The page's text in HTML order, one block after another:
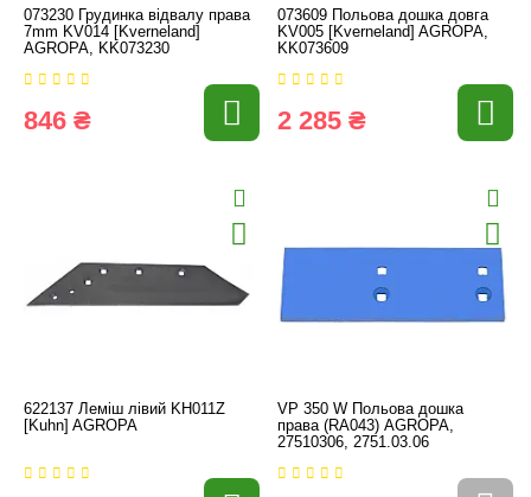
073230 Грудинка відвалу права
7mm KV014 [Kverneland]
AGROPA, KK073230
846 ₴
073609 Польова дошка довга
KV005 [Kverneland] AGROPA,
KK073609
2 285 ₴
622137 Леміш лівий KH011Z
[Kuhn] AGROPA
VP 350 W Польова дошка
права (RA043) AGROPA,
27510306, 2751.03.06